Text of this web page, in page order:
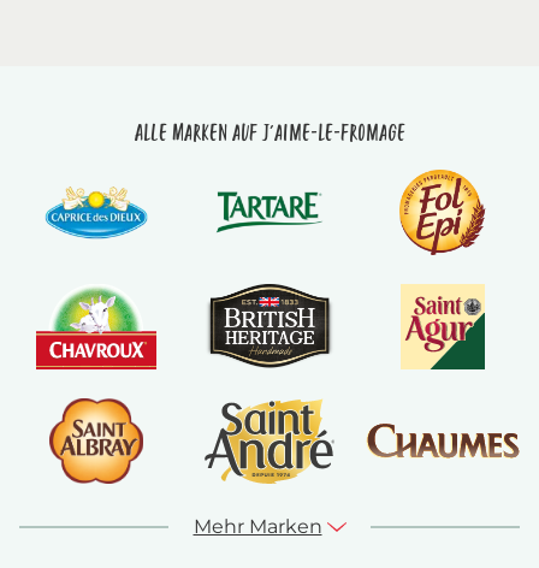
Alle Marken auf J'aime-le-fromage
Mehr Marken